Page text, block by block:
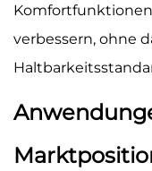
verbessern, ohne